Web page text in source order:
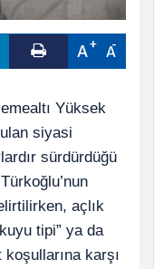
A A
Yüksek
siyasi
sürdürdüğü
açlık
tipi” ya da
koşullarına karşı